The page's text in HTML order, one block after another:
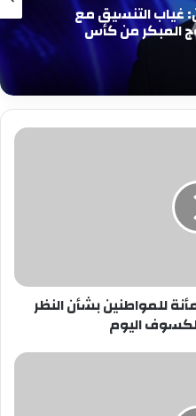
التنسيق مع
المبكر من كأس
للمواطنين بشأن النظر
اليوم